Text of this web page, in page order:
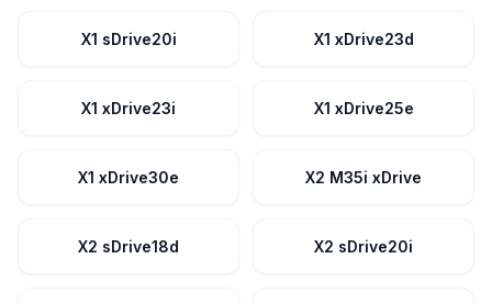
X1 sDrive20i X1 xDrive23d
X1 xDrive23i X1 xDrive25e
X1 xDrive30e X2 M35i xDrive
X2 sDrive18d X2 sDrive20i